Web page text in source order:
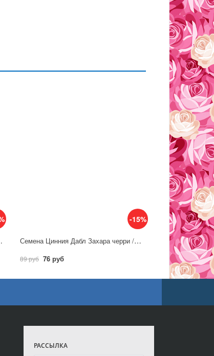
/ Аэлита
-15%
Семена Цинния Дабл Захара черри /Аэлита
89 руб 76 руб
РАССЫЛКА